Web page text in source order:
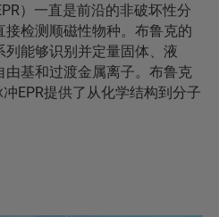
）一直是前沿的非破坏性分
检测顺磁性物种。布鲁克的
能够识别并定量固体、液
基和过渡金属离子。布鲁克
EPR提供了从化学结构到分子